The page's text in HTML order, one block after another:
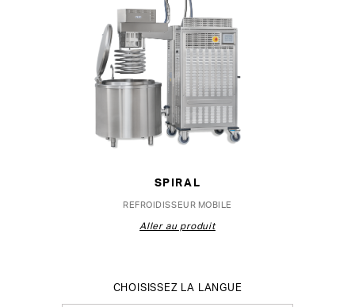
SPIRAL
REFROIDISSEUR MOBILE
Aller au produit
CHOISISSEZ LA LANGUE